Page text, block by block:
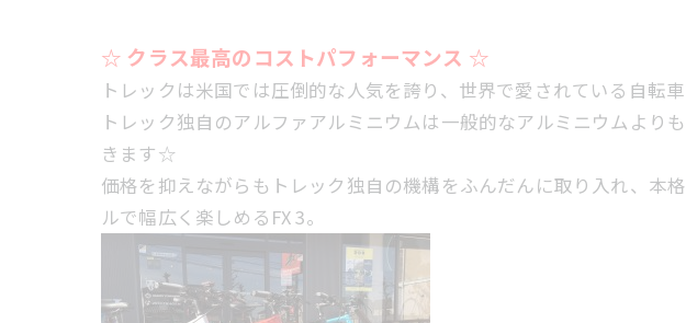
☆ クラス最高のコストパフォーマンス ☆
トレックは米国では圧倒的な人気を誇り、世界で愛されている自転
トレック独自のアルファアルミニウムは一般的なアルミニウムよ
きます☆
価格を抑えながらもトレック独自の機構をふんだんに取り入れ、本
ルで幅広く楽しめるFX 3。